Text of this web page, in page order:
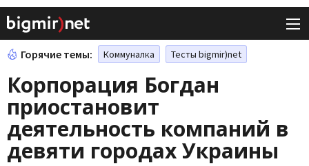
Горячие темы: Коммуналка Тесты bigmir)net
Корпорация Богдан
приостановит
деятельность компаний в
девяти городах Украины